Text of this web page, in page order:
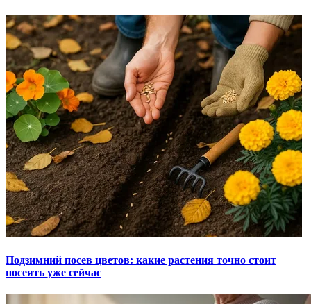
Подзимний посев цветов: какие растения точно стоит
посеять уже сейчас